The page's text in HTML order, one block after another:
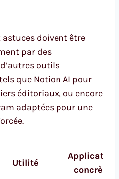
doivent être
par des
outils
que Notion AI pour
éditoriaux, ou encore
adaptées pour une
Utilité
Application
concrète